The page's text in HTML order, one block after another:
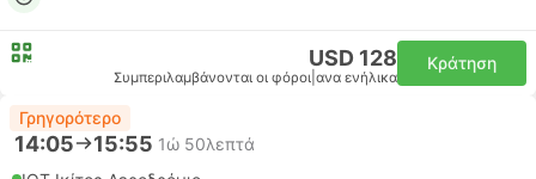
USD 128
Συμπεριλαμβάνονται οι φόροι ανα ενήλικα
Κράτηση
Γρηγορότερο
14:05 15:55 1ώ 50λεπτά